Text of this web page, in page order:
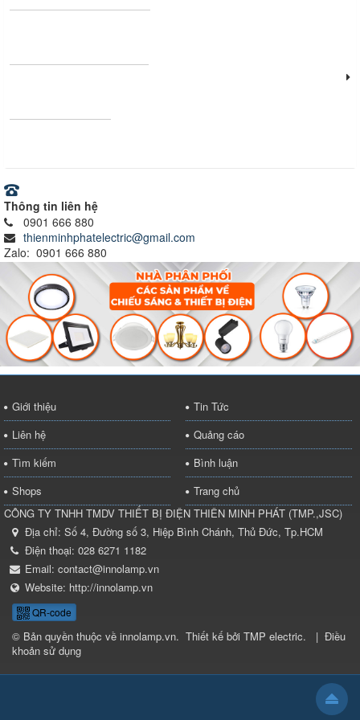
Thông tin liên hệ
0901 666 880
thienminhphatelectric@gmail.com
Zalo: 0901 666 880
Giới thiệu
Tin Tức
Liên hệ
Quảng cáo
Tìm kiếm
Bình luận
Shops
Trang chủ
CÔNG TY TNHH TMDV THIẾT BỊ ĐIỆN THIÊN MINH PHÁT (TMP.,JSC)
Địa chỉ: Số 4, Đường số 3, Hiệp Bình Chánh, Thủ Đức, Tp.HCM
Điện thoại: 028 6271 1182
Email: contact@innolamp.vn
Website: http://innolamp.vn
QR-code
© Bản quyền thuộc về innolamp.vn. Thiết kế bởi TMP electric. | Điều
khoản sử dụng